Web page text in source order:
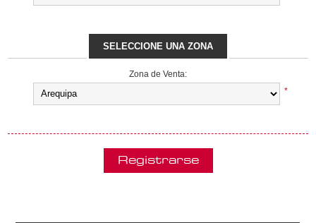
SELECCIONE UNA ZONA
Zona de Venta:
*